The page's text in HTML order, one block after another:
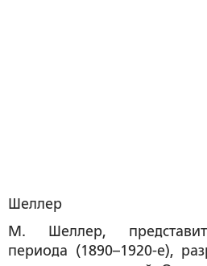
Шеллер
М. Шеллер,
периода (1890–1920-е),